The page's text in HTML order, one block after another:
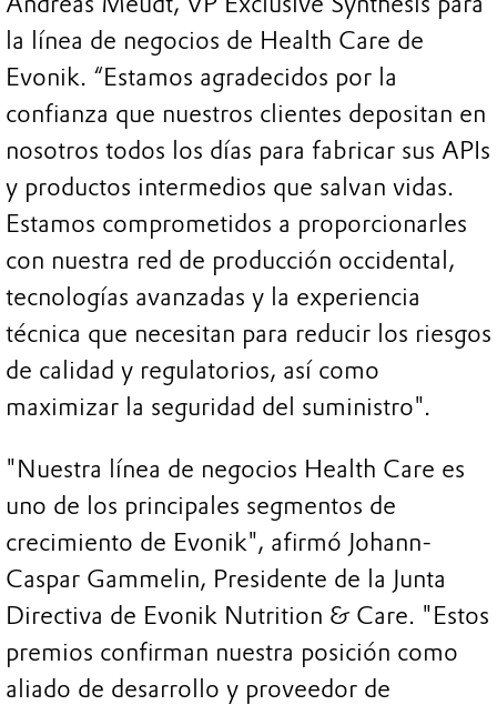
la línea de negocios de Health Care de
Evonik. “Estamos agradecidos por la
confianza que nuestros clientes depositan en
nosotros todos los días para fabricar sus APIs
y productos intermedios que salvan vidas.
Estamos comprometidos a proporcionarles
con nuestra red de producción occidental,
tecnologías avanzadas y la experiencia
técnica que necesitan para reducir los riesgos
de calidad y regulatorios, así como
maximizar la seguridad del suministro".
"Nuestra línea de negocios Health Care es
uno de los principales segmentos de
crecimiento de Evonik", afirmó Johann-
Caspar Gammelin, Presidente de la Junta
Directiva de Evonik Nutrition & Care. "Estos
premios confirman nuestra posición como
aliado de desarrollo y proveedor de